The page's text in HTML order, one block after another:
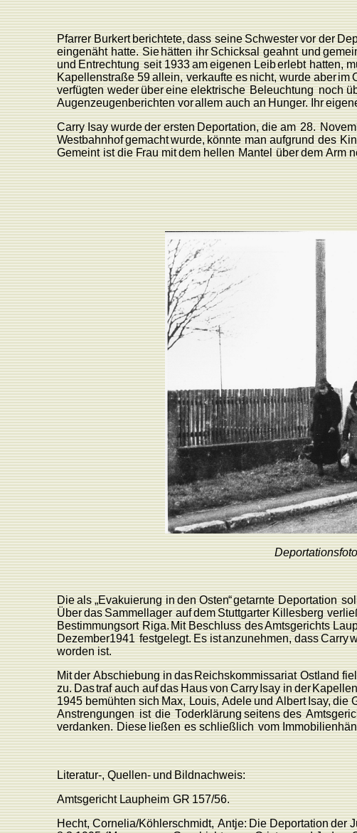
Pfarrer Burkertberichtete,dass seineSchwestervor der
eingenäht hatte. Siehätten ihrSchicksal geahnt und
undEntrechtung seit 1933ameigenen Leiberlebt hatten,
Kapellenstraße 59allein, verkaufte esnicht, wurde aberim
verfügten wederüber eineelektrische Beleuchtung noch
Augenzeugenberichten vorallem auch anHunger.Ihr
Carry Isay wurde der erstenDeportation, die am 28.
Westbahnhofgemachtwurde,könnte man aufgrund des
Gemeint istdieFraumitdem hellen Mantel überdem Arm
Die als „Evakuierung in denOsten“getarnte Deportation
Überdas Sammellager aufdemStuttgarter Killesberg
Bestimmungsort Riga.Mit Beschluss desAmtsgerichts L
Dezember1941 festgelegt.Esistanzunehmen,dassCarry
worden ist.
Mitder Abschiebung indasReichskommissariat Ostland fiel
zu.Dastraf auch aufdasHaus vonCarryIsay inderK
1945 bemühtensich Max, Louis, Adeleund AlbertIsay, die
Anstrengungen ist die Toderklärungseitens des
verdanken. Dieseließen es schließlich vom
Literatur-, Quellen-und Bildnachweis:
Amtsgericht Laupheim GR157/56.
Hecht, Cornelia/Köhlerschmidt, Antje: Die Deportation der